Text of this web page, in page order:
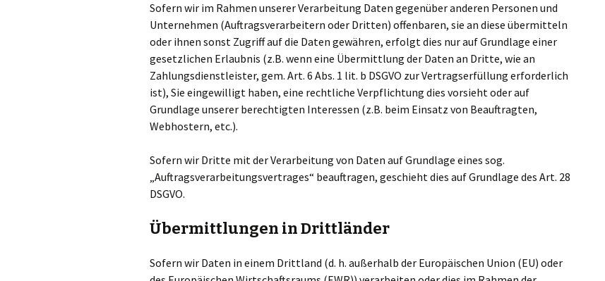
Sofern wir im Rahmen unserer Verarbeitung Daten gegenüber anderen Personen und
Unternehmen (Auftragsverarbeitern oder Dritten) offenbaren, sie an diese übermitteln
oder ihnen sonst Zugriff auf die Daten gewähren, erfolgt dies nur auf Grundlage einer
gesetzlichen Erlaubnis (z.B. wenn eine Übermittlung der Daten an Dritte, wie an
Zahlungsdienstleister, gem. Art. 6 Abs. 1 lit. b DSGVO zur Vertragserfüllung erforderlich
ist), Sie eingewilligt haben, eine rechtliche Verpflichtung dies vorsieht oder auf
Grundlage unserer berechtigten Interessen (z.B. beim Einsatz von Beauftragten,
Webhostern, etc.).
Sofern wir Dritte mit der Verarbeitung von Daten auf Grundlage eines sog.
„Auftragsverarbeitungsvertrages“ beauftragen, geschieht dies auf Grundlage des Art. 28
DSGVO.
Übermittlungen in Drittländer
Sofern wir Daten in einem Drittland (d. h. außerhalb der Europäischen Union (EU) oder